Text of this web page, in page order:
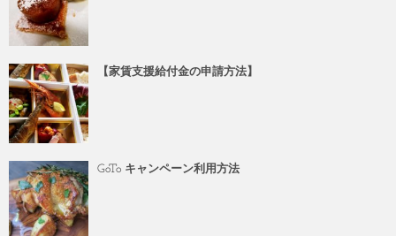
【家賃支援給付金の申請方法】
GoTo キャンペーン利用方法